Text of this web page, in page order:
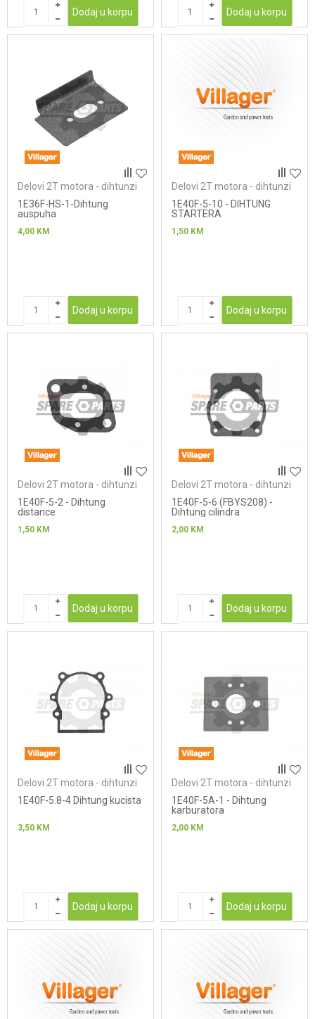
Dodaj u korpu Dodaj u korpu
Delovi 2T motora - dihtunzi
1E36F-HS-1-Dihtung
auspuha
4,00 KM
Dodaj u korpu
Delovi 2T motora - dihtunzi
1E40F-5-10 - DIHTUNG
STARTERA
1,50 KM
Dodaj u korpu
Delovi 2T motora - dihtunzi
1E40F-5-2 - Dihtung
distance
1,50 KM
Dodaj u korpu
Delovi 2T motora - dihtunzi
1E40F-5-6 (FBYS208) -
Dihtung cilindra
2,00 KM
Dodaj u korpu
Delovi 2T motora - dihtunzi
1E40F-5.8-4 Dihtung kucista
3,50 KM
Dodaj u korpu
Delovi 2T motora - dihtunzi
1E40F-5A-1 - Dihtung
karburatora
2,00 KM
Dodaj u korpu